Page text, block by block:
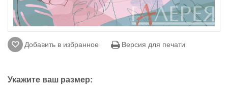
Добавить в избранное Версия для печати
Укажите ваш размер: